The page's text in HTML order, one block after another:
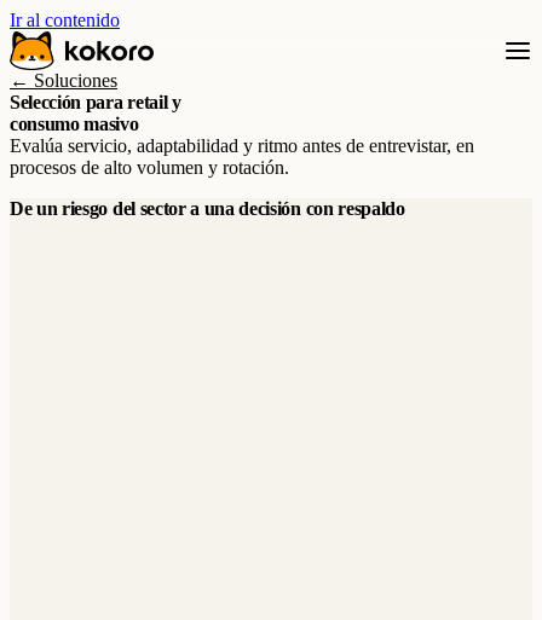
Ir al contenido
← Soluciones
Selección para retail y
consumo masivo
Evalúa servicio, adaptabilidad y ritmo antes de entrevistar, en
procesos de alto volumen y rotación.
De un riesgo del sector a una decisión con respaldo